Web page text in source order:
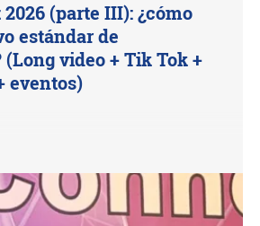
(parte III): ¿cómo
estándar de
video + Tik Tok +
eventos)